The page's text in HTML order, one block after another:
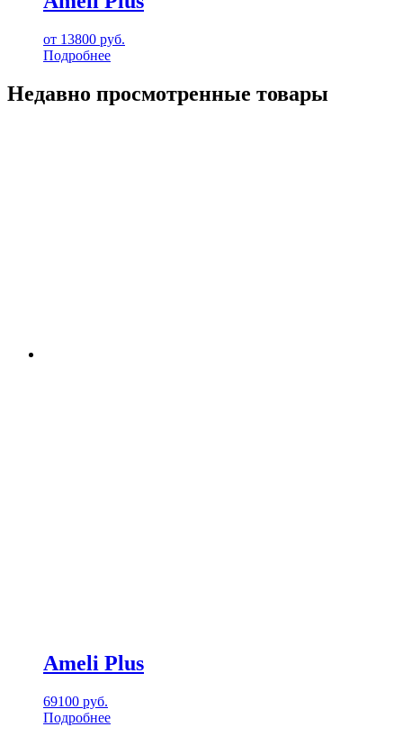
от 13800 руб.
Подробнее
Недавно просмотренные товары
Ameli Plus
69100 руб.
Подробнее